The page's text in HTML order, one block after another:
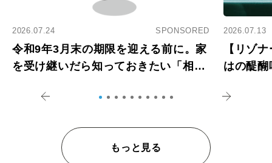
2026.07.24 SPONSORED
令和9年3月末の期限を迎える前に。家
を受け継いだら知っておきたい「相続
2026.07.13
【リゾ
はの醍
もっと見る